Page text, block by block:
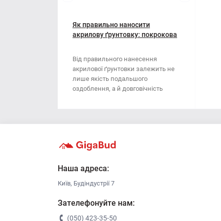
Наждачний папір
Стрічка
Викрутка
Губки для шліфування
Кліщі
Ключі
Лопата
Як правильно наносити
акрилову ґрунтовку: покрокова
Від правильного нанесення
акрилової ґрунтовки залежить не
лише якість подальшого
оздоблення, а й довговічність
Наша адреса:
Київ, Будіндустрії 7
Зателефонуйте нам:
(050) 423-35-50